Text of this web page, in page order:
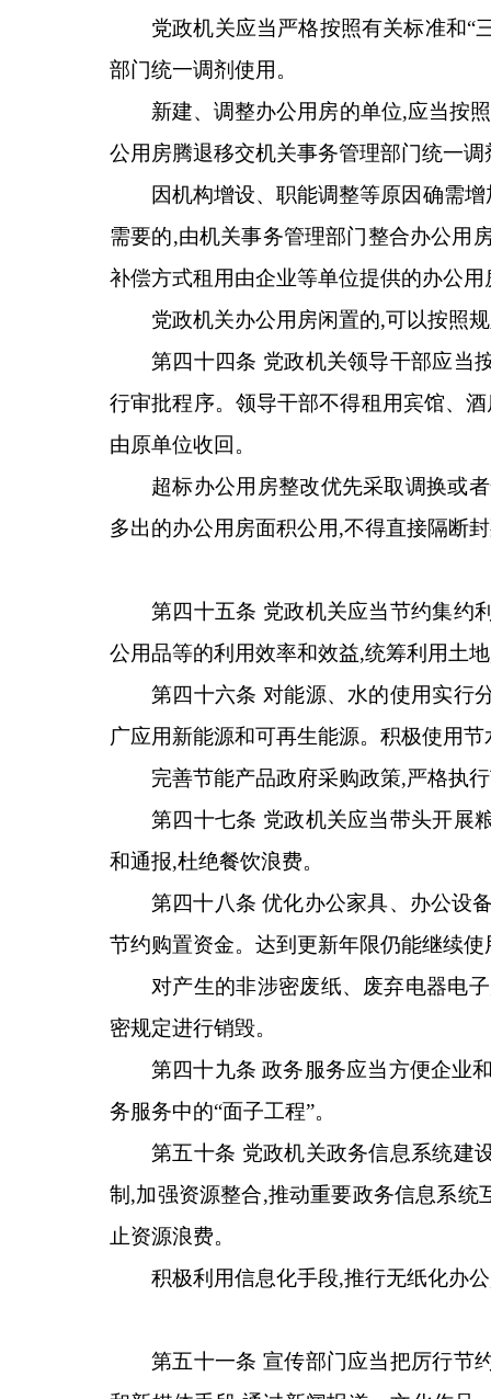
党政机关应当严格按照有关标准和“
部门统一调剂使用。
新建、调整办公用房的单位,应当按
公用房腾退移交机关事务管理部门统一调
因机构增设、职能调整等原因确需
需要的,由机关事务管理部门整合办公用
补偿方式租用由企业等单位提供的办公用
党政机关办公用房闲置的,可以按照
第四十四条 党政机关领导干部应当
行审批程序。领导干部不得租用宾馆、
由原单位收回。
超标办公用房整改优先采取调换或
多出的办公用房面积公用,不得直接隔断
第四十五条 党政机关应当节约集约
公用品等的利用效率和效益,统筹利用土
第四十六条 对能源、水的使用实行
广应用新能源和可再生能源。积极使用
完善节能产品政府采购政策,严格执
第四十七条 党政机关应当带头开展
和通报,杜绝餐饮浪费。
第四十八条 优化办公家具、办公设
节约购置资金。达到更新年限仍能继续
对产生的非涉密废纸、废弃电器电
密规定进行销毁。
第四十九条 政务服务应当方便企业
务服务中的“面子工程”。
第五十条 党政机关政务信息系统建
制,加强资源整合,推动重要政务信息系
止资源浪费。
积极利用信息化手段,推行无纸化办
第五十一条 宣传部门应当把厉行节